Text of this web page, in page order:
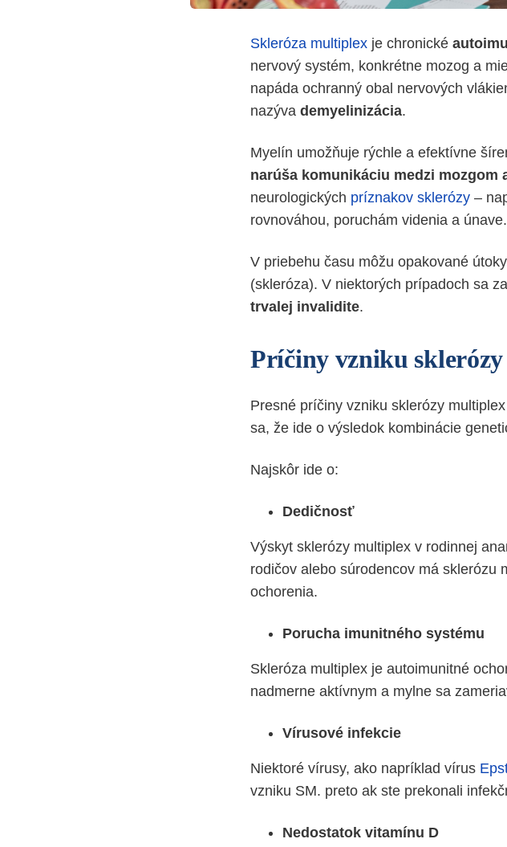
Skleróza multiplex je chronické
nervový systém, konkrétne mozog a
napáda ochranný obal nervových
nazýva demyelinizácia.
Myelín umožňuje rýchle a efektívne
narúša komunikáciu medzi mozgom
neurologických príznakov sklerózy –
rovnováhou, poruchám videnia a únave.
V priebehu času môžu opakované
(skleróza). V niektorých prípadoch sa
trvalej invalidite.
Príčiny vzniku
Presné príčiny vzniku sklerózy
sa, že ide o výsledok kombinácie
Najskôr ide o:
Dedičnosť
Výskyt sklerózy multiplex v rodinnej
rodičov alebo súrodencov má sklerózu
ochorenia.
Porucha imunitného systému
Skleróza multiplex je autoimunitné
nadmerne aktívnym a mylne sa
Vírusové infekcie
Niektoré vírusy, ako napríklad vírus
vzniku SM. preto ak ste prekonali
Nedostatok vitamínu D